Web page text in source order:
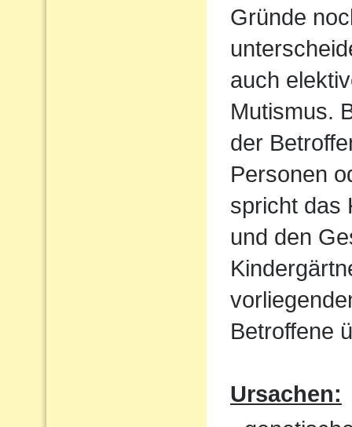
Gründe
auch
Mutismus.
der
Personen
spricht das
und den
Betroffene
Ursachen: